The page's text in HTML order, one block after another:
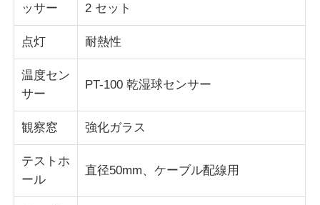
ッサー
2 セット
点灯 耐熱性
温度セン
サー
PT-100 乾湿球センサー
観察窓 強化ガラス
テストホ
ール
直径50mm、ケーブル配線用